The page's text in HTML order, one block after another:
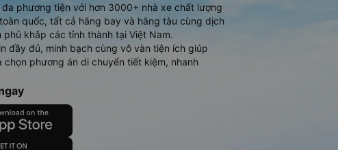
phương tiện với hơn 3000+ nhà xe chất lượng
quốc, tất cả hãng bay và hãng tàu cùng dịch
khắp các tỉnh thành tại Việt Nam.
đầy đủ, minh bạch cùng vô vàn tiện ích giúp
chọn phương án di chuyển tiết kiệm, nhanh